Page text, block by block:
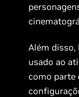
Além disso,
usado ao
como parte